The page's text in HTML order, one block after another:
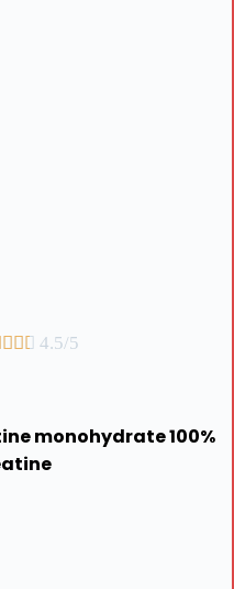
 4.5/5
monohydrate 100%